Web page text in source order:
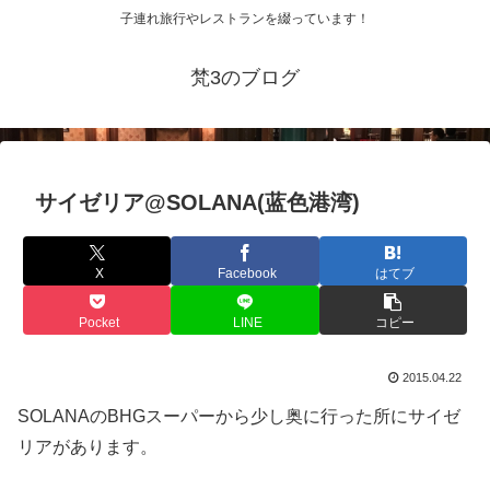
子連れ旅行やレストランを綴っています！
梵3のブログ
サイゼリア@SOLANA(蓝色港湾)
X Facebook はてブ
Pocket LINE コピー
2015.04.22
SOLANAのBHGスーパーから少し奥に行った所にサイゼ
リアがあります。